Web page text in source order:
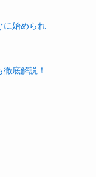
に始められ
底解説！